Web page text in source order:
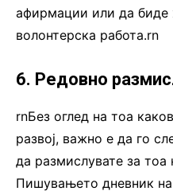
афирмации или да биде
волонтерска работа.rn
6. Редовно
rnБез оглед на тоа
развој, важно е да го
да размислувате за тоа
Пишувањето дневник